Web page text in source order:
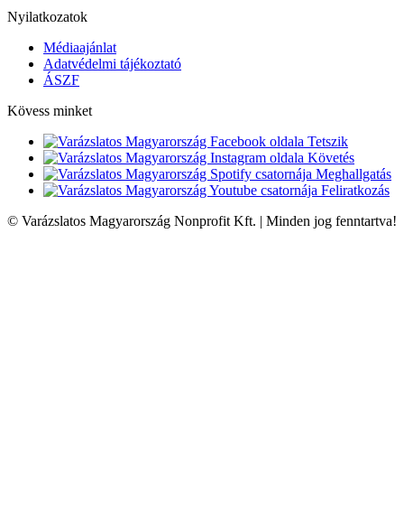
Nyilatkozatok
Médiaajánlat
Adatvédelmi tájékoztató
ÁSZF
Kövess minket
Tetszik
Követés
Meghallgatás
Feliratkozás
© Varázslatos Magyarország Nonprofit Kft. | Minden jog fenntartva!